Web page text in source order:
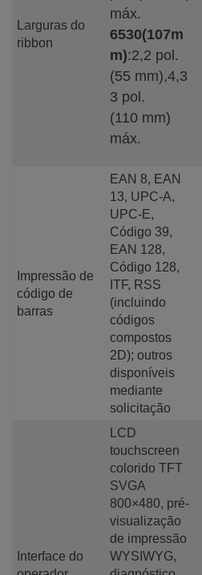
Larguras do
ribbon
máx.
6530(107m
m):2,2 pol.
(55 mm),4,3
3 pol.
(110 mm)
máx.
Impressão de
código de
barras
EAN 8, EAN
13, UPC-A,
UPC-E,
Código 39,
EAN 128,
Código 128,
ITF, RSS
(incluindo
códigos
compostos
2D); outros
disponíveis
mediante
solicitação
Interface do
LCD
touchscreen
colorido TFT
SVGA
800×480, pré-
visualização
de impressão
WYSIWYG,